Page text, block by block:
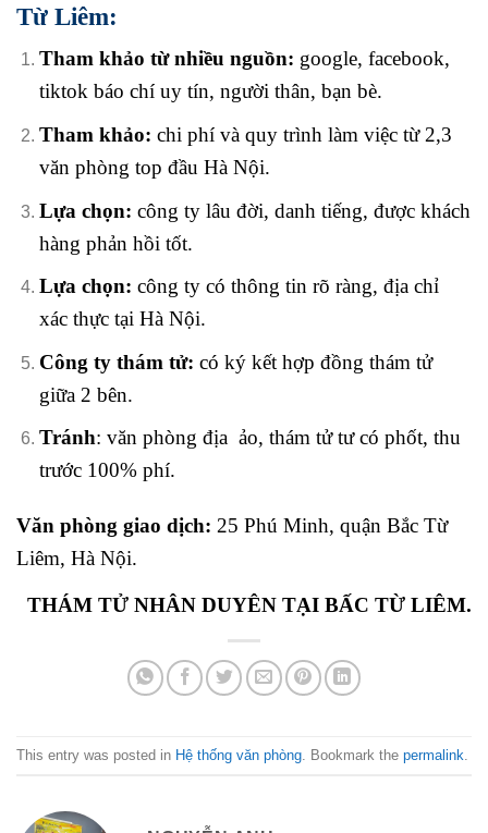
Từ Liêm:
Tham khảo từ nhiều nguồn: google, facebook,
tiktok báo chí uy tín, người thân, bạn bè.
Tham khảo: chi phí và quy trình làm việc từ 2,3
văn phòng top đầu Hà Nội.
Lựa chọn: công ty lâu đời, danh tiếng, được khách
hàng phản hồi tốt.
Lựa chọn: công ty có thông tin rõ ràng, địa chỉ
xác thực tại Hà Nội.
Công ty thám tử: có ký kết hợp đồng thám tử
giữa 2 bên.
Tránh: văn phòng địa ảo, thám tử tư có phốt, thu
trước 100% phí.
Văn phòng giao dịch: 25 Phú Minh, quận Bắc Từ
Liêm, Hà Nội.
THÁM TỬ NHÂN DUYÊN TẠI BẤC TỪ LIÊM.
This entry was posted in Hệ thống văn phòng . Bookmark the permalink